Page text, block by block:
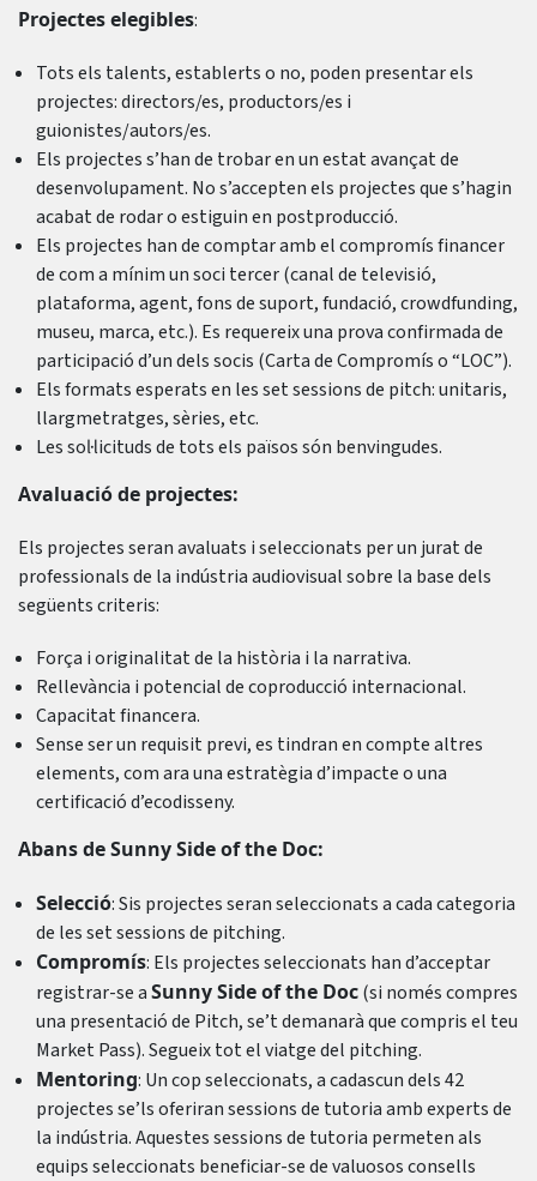
Projectes elegibles:
Tots els talents, establerts o no, poden presentar els
projectes: directors/es, productors/es i
guionistes/autors/es.
Els projectes s’han de trobar en un estat avançat de
desenvolupament. No s’accepten els projectes que s’hagin
acabat de rodar o estiguin en postproducció.
Els projectes han de comptar amb el compromís financer
de com a mínim un soci tercer (canal de televisió,
plataforma, agent, fons de suport, fundació, crowdfunding,
museu, marca, etc.). Es requereix una prova confirmada de
participació d’un dels socis (Carta de Compromís o “LOC”).
Els formats esperats en les set sessions de pitch: unitaris,
llargmetratges, sèries, etc.
Les sol·licituds de tots els països són benvingudes.
Avaluació de projectes:
Els projectes seran avaluats i seleccionats per un jurat de
professionals de la indústria audiovisual sobre la base dels
següents criteris:
Força i originalitat de la història i la narrativa.
Rellevància i potencial de coproducció internacional.
Capacitat financera.
Sense ser un requisit previ, es tindran en compte altres
elements, com ara una estratègia d’impacte o una
certificació d’ecodisseny.
Abans de Sunny Side of the Doc:
Selecció: Sis projectes seran seleccionats a cada categoria
de les set sessions de pitching.
Compromís: Els projectes seleccionats han d’acceptar
registrar-se aSunny Side of the Doc(si només compres
una presentació de Pitch, se’t demanarà que compris el teu
Market Pass). Segueix tot el viatge del pitching.
Mentoring: Un cop seleccionats, a cadascun dels 42
projectes se’ls oferiran sessions de tutoria amb experts de
la indústria. Aquestes sessions de tutoria permeten als
equips seleccionats beneficiar-se de valuosos consells